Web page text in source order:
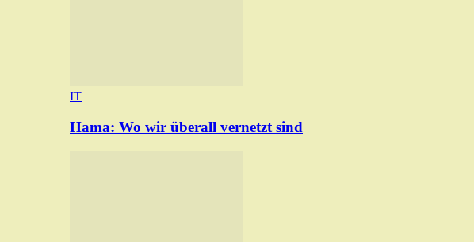
IT
Hama: Wo wir überall vernetzt sind